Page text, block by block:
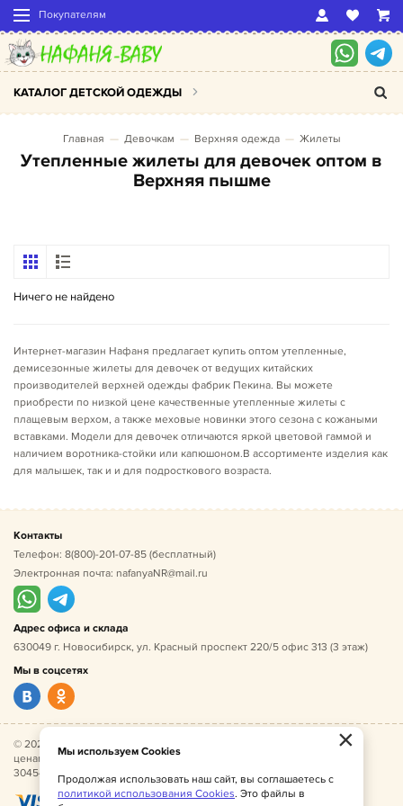
Покупателям
КАТАЛОГ ДЕТСКОЙ ОДЕЖДЫ
Главная Девочкам Верхняя одежда Жилеты
Утепленные жилеты для девочек оптом в
Верхняя пышме
Ничего не найдено
Интернет-магазин Нафаня предлагает купить оптом утепленные,
демисезонные жилеты для девочек от ведущих китайских
производителей верхней одежды фабрик Пекина. Вы можете
приобрести по низкой цене качественные утепленные жилеты с
плащевым верхом, а также меховые новинки этого сезона с кожаными
вставками. Модели для девочек отличаются яркой цветовой гаммой и
наличием воротника-стойки или капюшоном.В ассортименте изделия как
для малышек, так и и для подросткового возраста.
Контакты
Телефон: 8(800)-201-07-85 (бесплатный)
Электронная почта: nafanyaNR@mail.ru
Адрес офиса и склада
630049 г. Новосибирск, ул. Красный проспект 220/5 офис 313 (3 этаж)
Мы в соцсетях
© 2026 Нафаня — оптовые поставки детской одежды по
ценам производителя. ИНН 541005493544, ОГРН
304541027500052.
×
Мы используем Cookies
Продолжая использовать наш сайт, вы соглашаетесь с
политикой использования Cookies. Это файлы в